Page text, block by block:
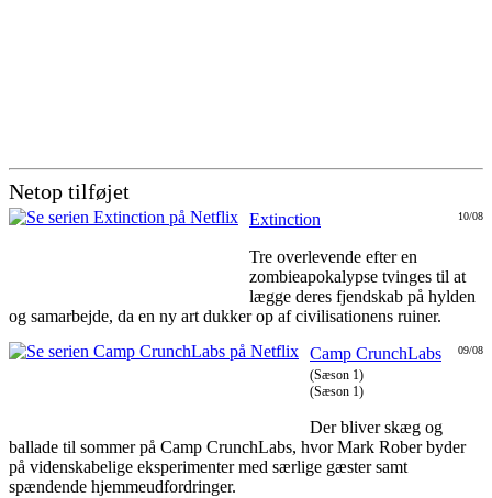
Netop tilføjet
10/08
Extinction
Tre overlevende efter en
zombieapokalypse tvinges til at
lægge deres fjendskab på hylden
og samarbejde, da en ny art dukker op af civilisationens ruiner.
09/08
Camp CrunchLabs
(Sæson 1)
(Sæson 1)
Der bliver skæg og
ballade til sommer på Camp CrunchLabs, hvor Mark Rober byder
på videnskabelige eksperimenter med særlige gæster samt
spændende hjemmeudfordringer.